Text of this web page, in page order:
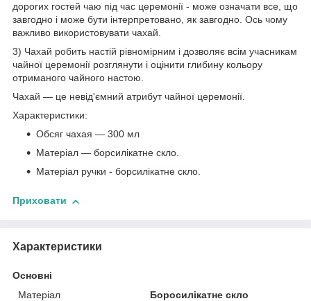
дорогих гостей чаю під час церемонії - може означати все, що
завгодно і може бути інтерпретовано, як завгодно. Ось чому
важливо використовувати чахай.
3) Чахай робить настій рівномірним і дозволяє всім учасникам
чайної церемонії розглянути і оцінити глибину кольору
отриманого чайного настою.
Чахай — це невід'ємний атрибут чайної церемонії.
Характеристики:
Обсяг чахая — 300 мл
Матеріал — борсилікатне скло.
Матеріал ручки - борсилікатне скло.
Приховати
Характеристики
Основні
Матеріал
Боросилікатне скло